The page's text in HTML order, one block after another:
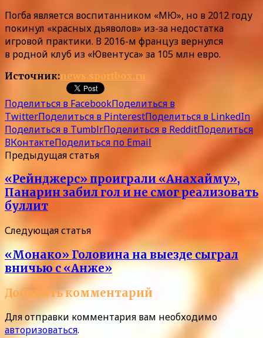
Погба является воспитанником «МЮ», но в 2012 году
покинул «красных дьяволов» из-за недостатка
игровой практики. В 2016-м француз вернулся
в родной клуб из «Ювентуса» за 105 млн евро.
Источник:news.sportbox.ru
Поделиться в FacebookПоделиться в
TwitterПоделиться в PinterestПоделиться в LinkedIn
Поделиться в TumblrПоделиться в RedditПоделиться
ВКонтактеПоделиться по Email
Предыдущая статья
«Рейнджерс» проиграли «Анахайму»,
Панарин забил гол и не смог реализовать
буллит
Следующая статья
«Монако» Головина на выезде сыграл
вничью с «Анже»
Добавить комментарий
Для отправки комментария вам необходимо
авторизоваться.